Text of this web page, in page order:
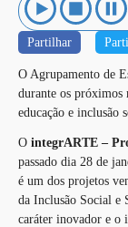
Partilhar
O Agrupamento de
durante os próximos
educação e inclusão
O integrARTE –
passado dia 28 de
é um dos projetos
da Inclusão Social e
caráter inovador e o